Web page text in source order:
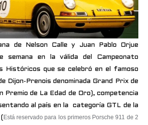
de Nelson Calle y Juan Pablo Orjue
en la válida del Campeonato
Históricos que se celebró en el famoso
Dijon-Prenois denominada Grand Prix de
Premio de La Edad de Oro), competencia
al país en la categoría GTL de la
Está reservado para los primeros Porsche 911 de 2